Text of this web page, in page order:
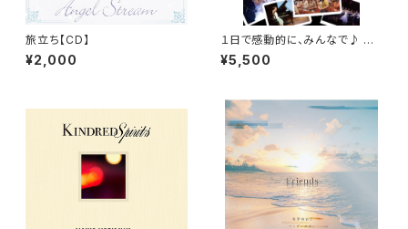
旅立ち【CD】
¥2,000
１日で感動的に、みんなで♪ も
っと！歌がうまくなる！！魔法の音
楽祭 ＤＶＤ
¥5,500